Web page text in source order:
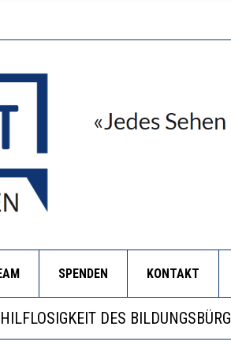
SPENDEN KONTAKT
HARMONISIERUNG IM
DES
WAS KINDER TRÄGT